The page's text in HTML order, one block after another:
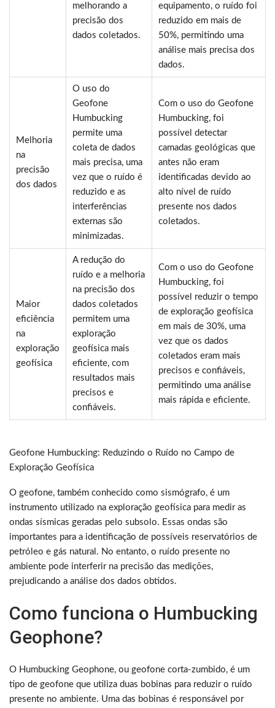
melhorando a
precisão dos
dados coletados.
equipamento, o ruído foi
reduzido em mais de
50%, permitindo uma
análise mais precisa dos
dados.
Melhoria
na
precisão
dos dados
O uso do
Geofone
Humbucking
permite uma
coleta de dados
mais precisa, uma
vez que o ruído é
reduzido e as
interferências
externas são
minimizadas.
Com o uso do Geofone
Humbucking, foi
possível detectar
camadas geológicas que
antes não eram
identificadas devido ao
alto nível de ruído
presente nos dados
coletados.
Maior
eficiência
na
exploração
geofísica
A redução do
ruído e a melhoria
na precisão dos
dados coletados
permitem uma
exploração
geofísica mais
eficiente, com
resultados mais
precisos e
confiáveis.
Com o uso do Geofone
Humbucking, foi
possível reduzir o tempo
de exploração geofísica
em mais de 30%, uma
vez que os dados
coletados eram mais
precisos e confiáveis,
permitindo uma análise
mais rápida e eficiente.
Geofone Humbucking: Reduzindo o Ruído no Campo de
Exploração Geofísica
O geofone, também conhecido como sismógrafo, é um
instrumento utilizado na exploração geofísica para medir as
ondas sísmicas geradas pelo subsolo. Essas ondas são
importantes para a identificação de possíveis reservatórios de
petróleo e gás natural. No entanto, o ruído presente no
ambiente pode interferir na precisão das medições,
prejudicando a análise dos dados obtidos.
Como funciona o Humbucking
Geophone?
O Humbucking Geophone, ou geofone corta-zumbido, é um
tipo de geofone que utiliza duas bobinas para reduzir o ruído
presente no ambiente. Uma das bobinas é responsável por